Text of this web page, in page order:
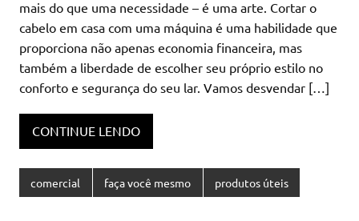
mais do que uma necessidade – é uma arte. Cortar o
cabelo em casa com uma máquina é uma habilidade que
proporciona não apenas economia financeira, mas
também a liberdade de escolher seu próprio estilo no
conforto e segurança do seu lar. Vamos desvendar […]
CONTINUE LENDO
comercial faça você mesmo produtos úteis